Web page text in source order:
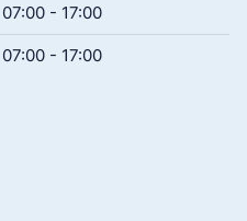
07:00 - 17:00
07:00 - 17:00